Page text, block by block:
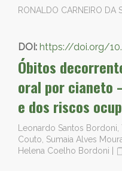
RONALDO CARNEIRO DA
DOI: https://doi.org/
Óbitos
oral por cianeto
e dos riscos
Leonardo Santos
Couto, Sumaia Alves
Helena Coelho Bordoni